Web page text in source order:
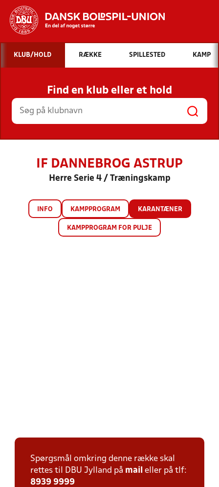
Hvad vil du søge efter?
INDHOLD OG NYHEDER
STILLINGER, RESULTATER, KLUBBER OG
HOLD
KLUB/HOLD RÆKKE SPILLESTED KAMP
Find en klub eller et hold
IF DANNEBROG ASTRUP
Herre Serie 4 / Træningskamp
INFO KAMPPROGRAM KARANTÆNER
KAMPPROGRAM FOR PULJE
Spørgsmål omkring denne række skal
rettes til DBU Jylland på mail eller på tlf:
8939 9999